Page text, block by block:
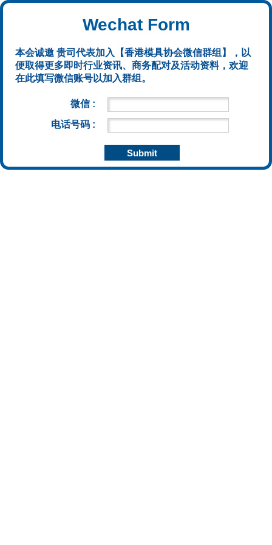
Wechat Form
本会诚邀 贵司代表加入【香港模具协会微信群组】，以
便取得更多即时行业资讯、商务配对及活动资料，欢迎
在此填写微信账号以加入群组。
微信 :
电话号码 :